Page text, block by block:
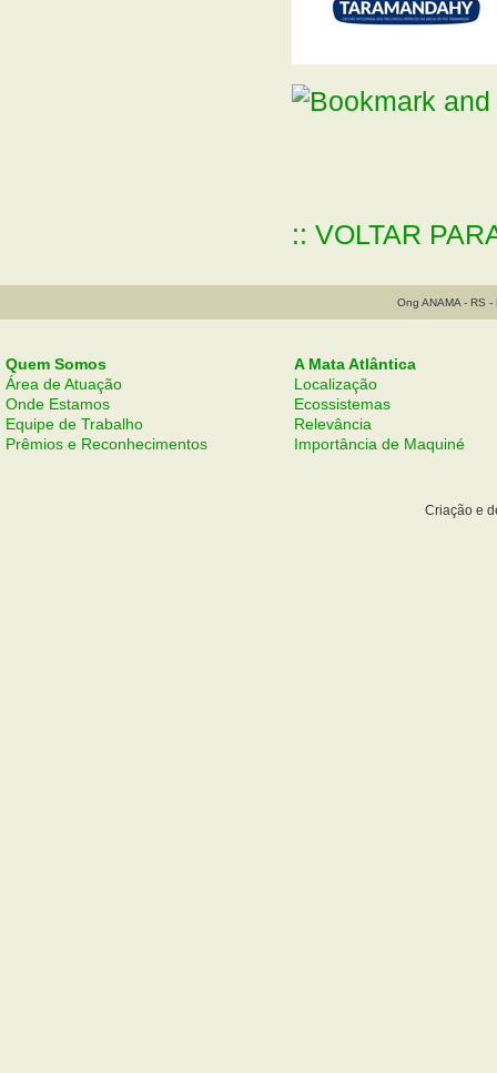
:: VOLTAR
Ong ANAMA - RS
Quem Somos
Área de Atuação
Onde Estamos
Equipe de Trabalho
Prêmios e Reconhecimentos
A Mata Atlântica
Localização
Ecossistemas
Relevância
Importância de Maquiné
Criação e